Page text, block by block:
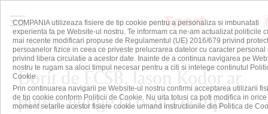
Dorit de FCSB, Jason Kodor ar
putea ajunge la o altă echipă
COMPANIA utilizeaza fisiere de tip cookie pentru a personaliza si imbunatati
experienta ta pe Website-ul nostru. Te informam ca ne-am actualizat politicile
mai recente modificari propuse de Regulamentul (UE) 2016/679 privind
persoanelor fizice in ceea ce priveste prelucrarea datelor cu caracter personal
privind libera circulatie a acestor date. Inainte de a continua navigarea pe
nostru te rugam sa aloci timpul necesar pentru a citi si intelege continutul
Cookie.
Prin continuarea navigarii pe Website-ul nostru confirmi acceptarea utilizarii
de tip cookie conform Politicii de Cookie. Nu uita totusi ca poti modifica in orice
moment setarile acestor fisiere cookie urmand instructiunile din Politica de